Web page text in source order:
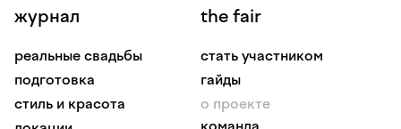
журнал
реальные свадьбы
подготовка
стиль и красота
the fair
стать участником
гайды
о проекте